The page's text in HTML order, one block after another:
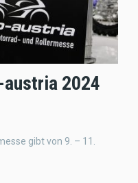
2024
gibt von 9. – 11.